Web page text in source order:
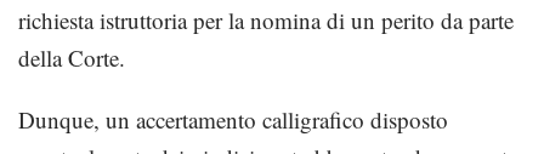
richiesta istruttoria per la nomina di un perito da parte
della Corte.
Dunque, un accertamento calligrafico disposto